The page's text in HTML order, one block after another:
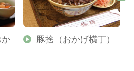
豚捨（おかげ横丁）